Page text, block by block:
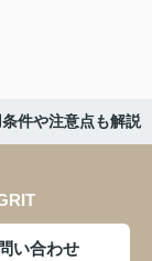
件や注意点も解説
い合わせ